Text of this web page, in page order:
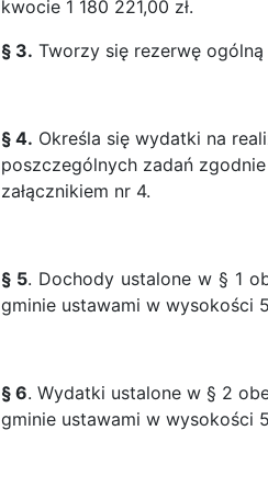
kwocie 1 180 221,00 zł.
§ 3. Tworzy się rezerwę
§ 4. Określa się wydatki na
poszczególnych zadań
załącznikiem nr 4.
§ 5. Dochody ustalone w § 1
gminie ustawami w wysokości
§ 6. Wydatki ustalone w § 2
gminie ustawami w wysokości